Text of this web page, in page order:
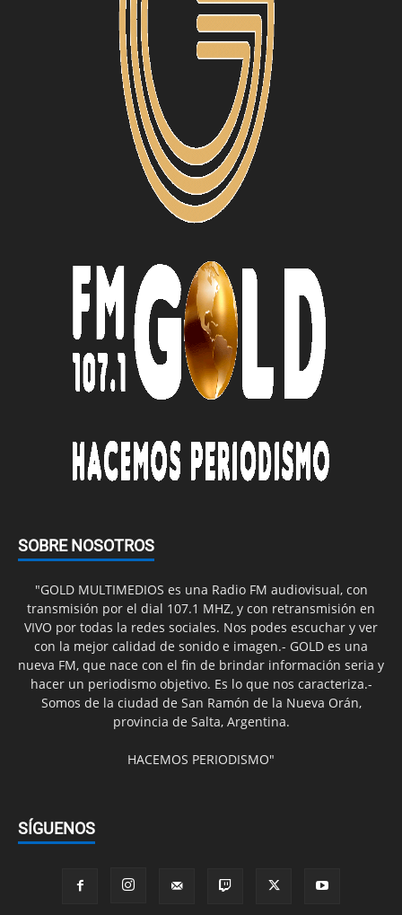
SOBRE NOSOTROS
"GOLD MULTIMEDIOS es una Radio FM audiovisual, con
transmisión por el dial 107.1 MHZ, y con retransmisión en
VIVO por todas la redes sociales. Nos podes escuchar y ver
con la mejor calidad de sonido e imagen.- GOLD es una
nueva FM, que nace con el fin de brindar información seria y
hacer un periodismo objetivo. Es lo que nos caracteriza.-
Somos de la ciudad de San Ramón de la Nueva Orán,
provincia de Salta, Argentina.
HACEMOS PERIODISMO"
SÍGUENOS